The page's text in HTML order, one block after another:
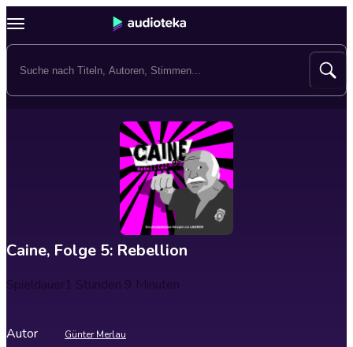
Caine, Folge 5: Rebellion
Spieldauer1 Stunden 9 Minuten
Autor Günter Merlau